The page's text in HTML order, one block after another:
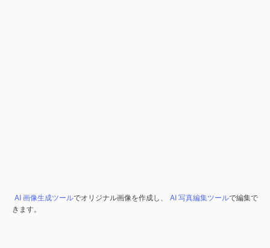
AI 画像生成ツールでオリジナル画像を作成し、 AI 写真編集ツールで編集で
きます。